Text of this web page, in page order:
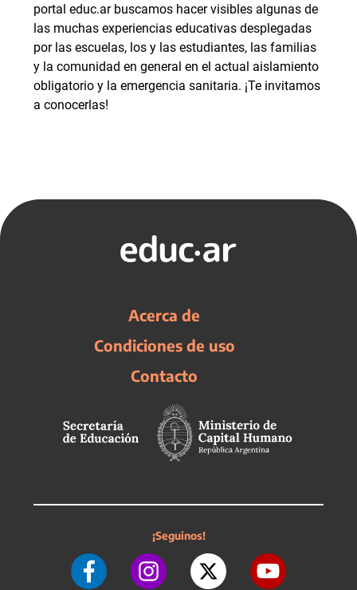
portal educ.ar buscamos hacer visibles algunas de
las muchas experiencias educativas desplegadas
por las escuelas, los y las estudiantes, las familias
y la comunidad en general en el actual aislamiento
obligatorio y la emergencia sanitaria. ¡Te invitamos
a conocerlas!
Acerca de
Condiciones de uso
Contacto
¡Seguinos!